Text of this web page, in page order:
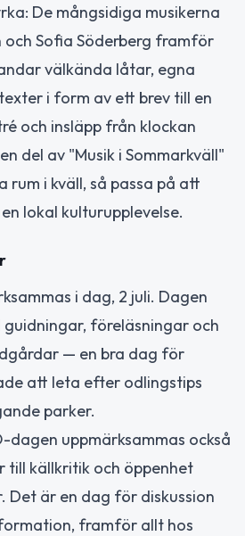
De mångsidiga musikerna
och Sofia Söderberg framför
välkända låtar, egna
i form av ett brev till en
och insläpp från klockan
del av "Musik i Sommarkväll"
rum i kväll, så passa på att
lokal kulturupplevelse.
i dag, 2 juli. Dagen
föreläsningar och
— en bra dag för
att leta efter odlingstips
parker.
dagen uppmärksammas också
till källkritik och öppenhet
Det är en dag för diskussion
framför allt hos